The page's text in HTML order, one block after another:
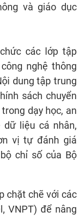
và giáo dục
các lớp tập
nghệ thông
dung tập trung
sách chuyển
dạy học, an
liệu cá nhân,
vị tự đánh giá
chỉ số của Bộ
chặt chẽ với các
VNPT) để nâng